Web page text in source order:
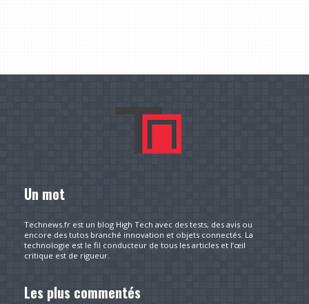
Un mot
Technews.fr est un blog High Tech avec des tests, des avis ou
encore des tutos branché innovation et objets connectés. La
technologie est le fil conducteur de tous les articles et l’œil
critique est de rigueur.
Les plus commentés